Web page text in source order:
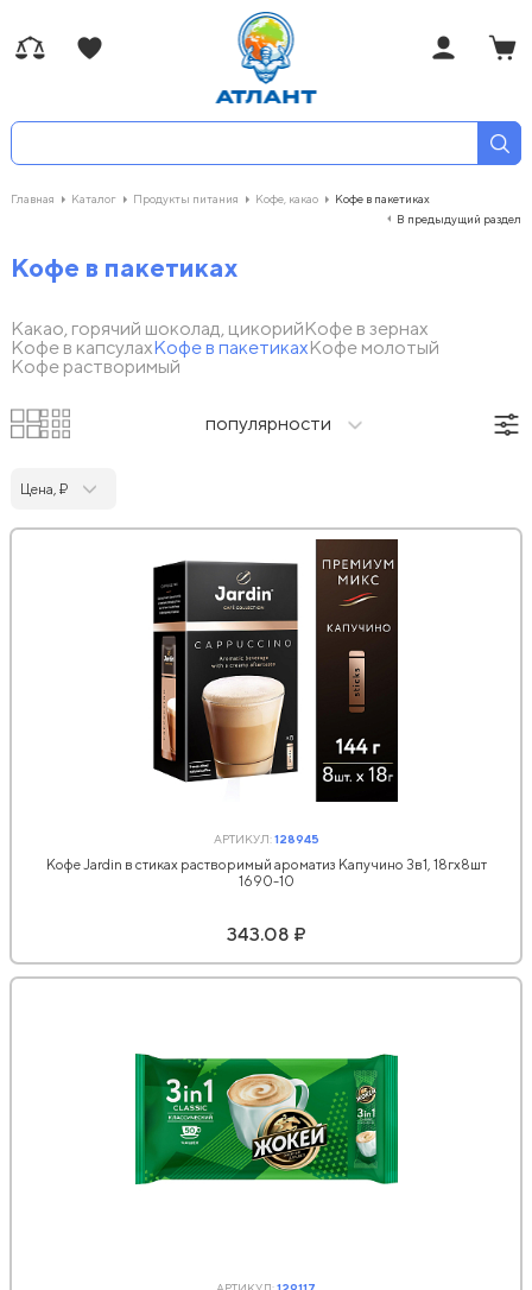
Главная Каталог Продукты питания Кофе, какао
Кофе в пакетиках
В предыдущий раздел
Кофе в пакетиках
Какао, горячий шоколад, цикорийКофе в зернах
Кофе в капсулахКофе в пакетикахКофе молотый
Кофе растворимый
популярности
Цена, ₽
АРТИКУЛ:128945
Кофе Jardin в стиках растворимый ароматиз Капучино 3в1, 18гх8шт
1690-10
343.08 ₽